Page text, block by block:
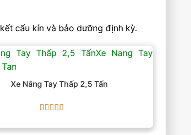
cấu kín và bảo dưỡng định kỳ.
Xe Nâng Tay Thấp 2,5 Tấn
hạng55 sao